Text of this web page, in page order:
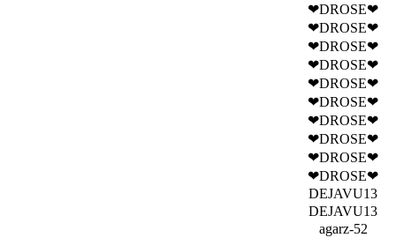
❤DROSE❤
❤DROSE❤
❤DROSE❤
❤DROSE❤
❤DROSE❤
❤DROSE❤
❤DROSE❤
❤DROSE❤
❤DROSE❤
❤DROSE❤
DEJAVU13
DEJAVU13
agarz-52